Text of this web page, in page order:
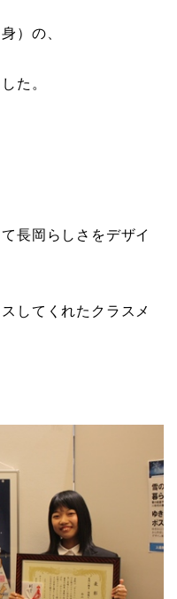
）の、
た。
長岡らしさをデザイ
してくれたクラスメ